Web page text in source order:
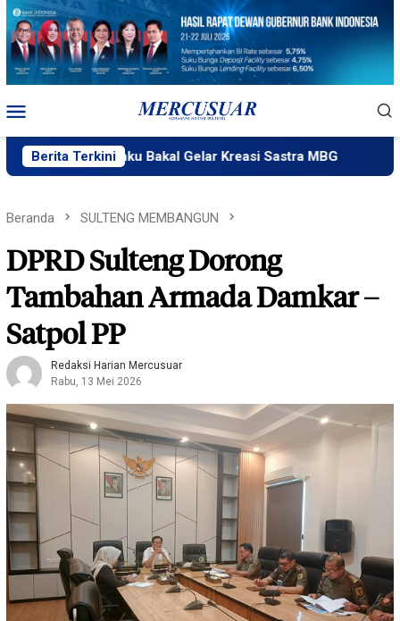
Loncat
konten
Mobile
Berita Terkini
Ngataku Bakal Gelar Kreasi Sastra MBG Fatek
Beranda SULTENG MEMBANGUN
DPRD Sulteng Dorong
Tambahan Armada Damkar –
Satpol PP
Redaksi Harian Mercusuar
Rabu, 13 Mei 2026